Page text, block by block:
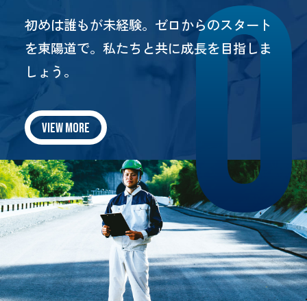
初めは誰もが未経験。ゼロからのスタート
を東陽道で。 私たちと共に成長を目指しま
しょう。
VIEW MORE